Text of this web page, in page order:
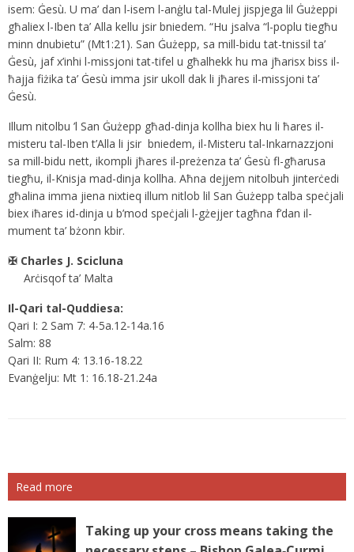
isem: Ġesù. U ma’ dan l-isem l-anġlu tal-Mulej jispjega lil Ġużeppi
għaliex l-Iben ta’ Alla kellu jsir bniedem. “Hu jsalva “l-poplu tiegħu
minn dnubietu” (Mt1:21). San Ġużepp, sa mill-bidu tat-tnissil ta’
Ġesù, jaf x’inhi l-missjoni tat-tifel u għalhekk hu ma jħarisx biss il-
ħajja fiżika ta’ Ġesù imma jsir ukoll dak li jħares il-missjoni ta’
Ġesù.
Illum nitolbu ’l San Ġużepp għad-dinja kollha biex hu li ħares il-
misteru tal-Iben t’Alla li jsir bniedem, il-Misteru tal-Inkarnazzjoni
sa mill-bidu nett, ikompli jħares il-preżenza ta’ Ġesù fl-għarusa
tiegħu, il-Knisja mad-dinja kollha. Aħna dejjem nitolbuh jinterċedi
għalina imma jiena nixtieq illum nitlob lil San Ġużepp talba speċjali
biex iħares id-dinja u b’mod speċjali l-gżejjer tagħna f’dan il-
mument ta’ bżonn kbir.
✠ Charles J. Scicluna
Arċisqof ta’ Malta
Il-Qari tal-Quddiesa:
Qari I: 2 Sam 7: 4-5a.12-14a.16
Salm: 88
Qari II: Rum 4: 13.16-18.22
Evanġelju: Mt 1: 16.18-21.24a
Read more
Taking up your cross means taking the